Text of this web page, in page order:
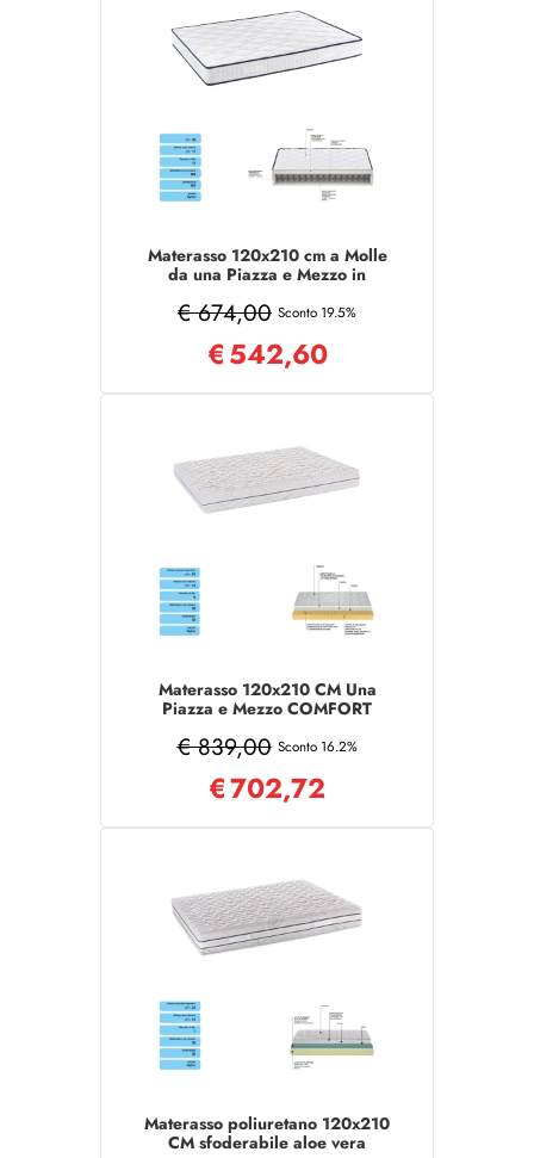
Materasso 120x210 cm a Molle
da una Piazza e Mezzo in
€ 674,00 Sconto 19.5%
€542,60
Materasso 120x210 CM Una
Piazza e Mezzo COMFORT
€ 839,00 Sconto 16.2%
€702,72
Materasso poliuretano 120x210
CM sfoderabile aloe vera